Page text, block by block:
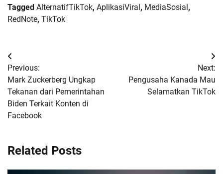
Tagged AlternatifTikTok, AplikasiViral, MediaSosial,
RedNote, TikTok
Navigasi
pos
Previous:
Mark Zuckerberg Ungkap
Tekanan dari Pemerintahan
Biden Terkait Konten di
Facebook
Next:
Pengusaha Kanada Mau
Selamatkan TikTok
Related Posts